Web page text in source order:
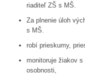
riaditeľ ZŠ s MŠ.
Za plnenie úloh
s MŠ.
robí prieskumy,
monitoruje žiakov
osobnosti,